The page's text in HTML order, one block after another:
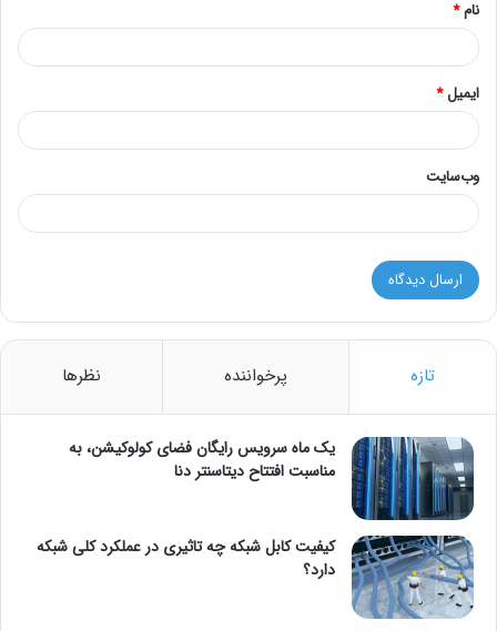
نام*
ایمیل*
وب‌سایت
تازه پرخواننده نظرها
یک ماه سرویس رایگان فضای کولوکیشن، به
مناسبت افتتاح دیتاسنتر دنا
کیفیت کابل شبکه چه تاثیری در عملکرد کلی شبکه
دارد؟